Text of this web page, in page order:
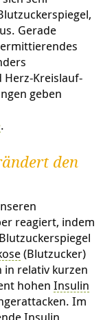
Gerade
Herz-Kreislauf-
geben
.
den
reagiert, indem
(Blutzucker)
in relativ kurzen
hohen Insulin
Im